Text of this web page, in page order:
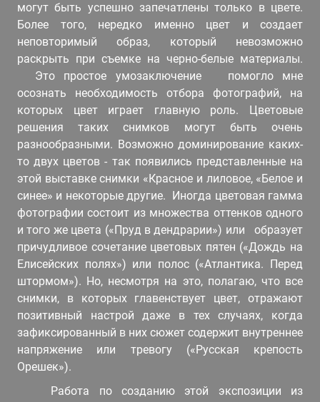
могут быть успешно запечатлены только в цвете.
Более того, нередко именно цвет и создает
неповторимый образ, который невозможно
раскрыть при съемке на черно-белые материалы.
Это простое умозаключение помогло мне
осознать необходимость отбора фотографий, на
которых цвет играет главную роль. Цветовые
решения таких снимков могут быть очень
разнообразными. Возможно доминирование каких-
то двух цветов - так появились представленные на
этой выставке снимки «Красное и лиловое, «Белое и
синее» и некоторые другие. Иногда цветовая гамма
фотографии состоит из множества оттенков одного
и того же цвета («Пруд в дендрарии») или образует
причудливое сочетание цветовых пятен («Дождь на
Елисейских полях») или полос («Атлантика. Перед
штормом»). Но, несмотря на это, полагаю, что все
снимки, в которых главенствует цвет, отражают
позитивный настрой даже в тех случаях, когда
зафиксированный в них сюжет содержит внутреннее
напряжение или тревогу («Русская крепость
Орешек»).
Работа по созданию этой экспозиции из